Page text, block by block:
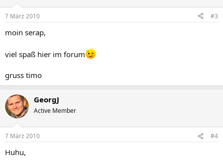
7 März 2010 #3
moin serap,
viel spaß hier im forum
gruss timo
GeorgJ
Active Member
7 März 2010 #4
Huhu,